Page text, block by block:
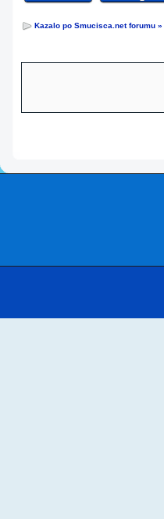
Kazalo po Smucisca.net forumu »